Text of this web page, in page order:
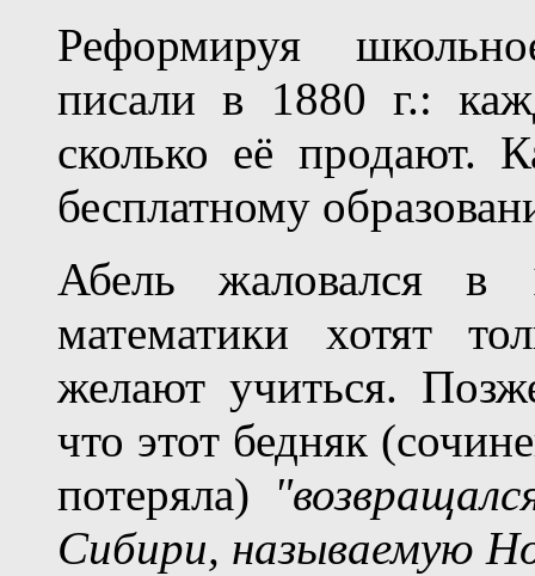
Реформируя
писали в 1880 г.:
сколько её продают.
бесплатному
Абель жаловался в
математики хотят
желают учиться.
что этот бедняк
потеряла)
Сибири, называемую